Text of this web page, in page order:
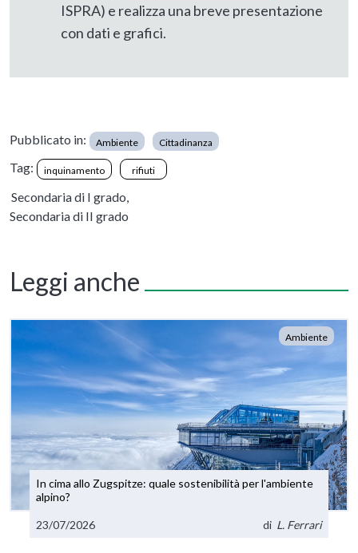
ISPRA) e realizza una breve presentazione
con dati e grafici.
Pubblicato in: Ambiente Cittadinanza
Tag: inquinamento rifiuti
Secondaria di I grado,
Secondaria di II grado
Leggi anche
Ambiente
In cima allo Zugspitze: quale sostenibilità per l'ambiente
alpino?
23/07/2026 di L. Ferrari